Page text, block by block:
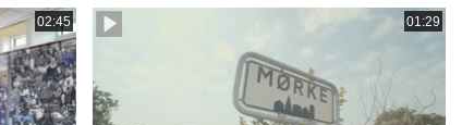
02:45 01:29